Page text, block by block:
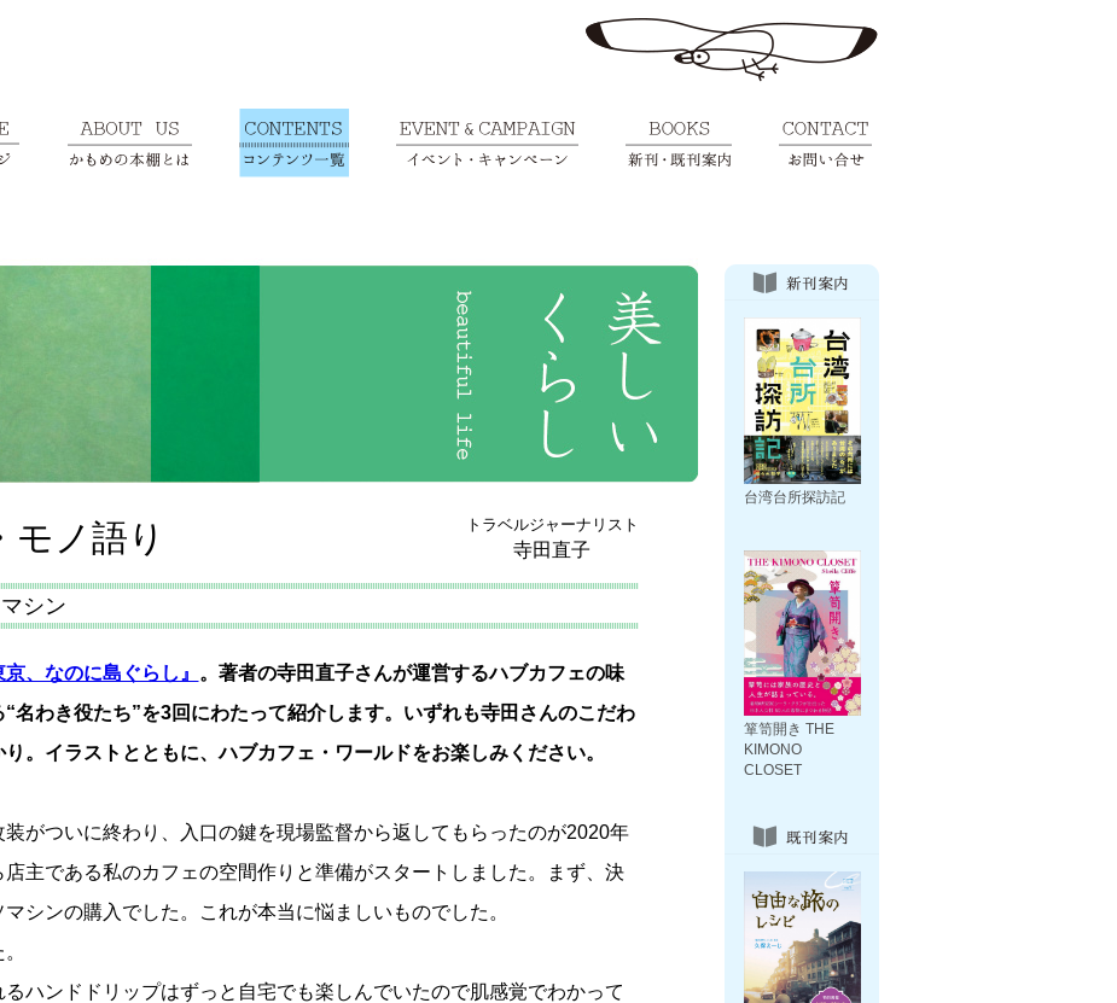
モノ語り トラベルジャーナリスト
寺田直子
シン
、なのに島ぐらし』 。著者の寺田直子さんが運営するハブカフェの味
名わき役たち”を3回にわたって紹介します。いずれも寺田さんのこだわ
。イラストとともに、ハブカフェ・ワールドをお楽しみください。
がついに終わり、入口の鍵を現場監督から返してもらったのが2020年
店主である私のカフェの空間作りと準備がスタートしました。まず、決
シンの購入でした。これが本当に悩ましいものでした。
ハンドドリップはずっと自宅でも楽しんでいたので肌感覚でわかって
台湾台所探訪記
箪笥開き THE
KIMONO
CLOSET